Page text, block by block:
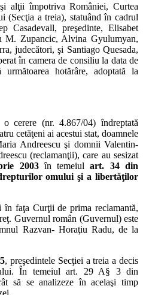
alţii împotriva României, Curtea
(Secţia a treia), statuând în cadrul
Casadevall, preşedinte, Elisabet
M. Zupancic, Alvina Gyulumyan,
judecători, şi Santiago Quesada,
în camera de consiliu la data de
hotărâre, adoptată la
cerere (nr. 4.867/04) îndreptată
cetăţeni ai acestui stat, doamnele
Andreescu şi domnii Valentin-
(reclamanţii), care au sesizat
2003în temeiulart. 34 din
omului şi a libertăţilor
în faţa Curţii de prima reclamantă,
Guvernul român (Guvernul) este
Razvan- Horaţiu Radu, de la
, preşedintele Secţiei a treia a decis
În temeiul art. 29 A§ 3 din
să se analizeze în acelaşi timp